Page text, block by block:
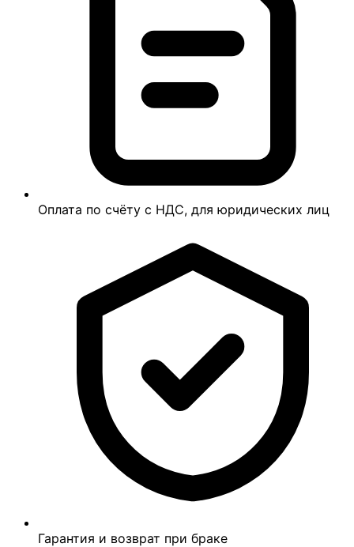
Оплата по счёту с НДС, для юридических лиц
Гарантия и возврат при браке